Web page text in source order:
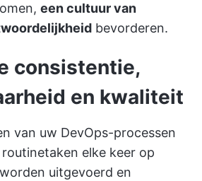
een cultuur van
bevorderen.
consistentie,
en kwaliteit
van uw DevOps-processen
elke keer op
uitgevoerd en